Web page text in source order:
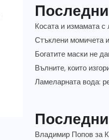
Косата и измамата с
Стъклени момичета
Богатите маски не
Вълните, които
Ламеларната вода:
Владимир Попов за